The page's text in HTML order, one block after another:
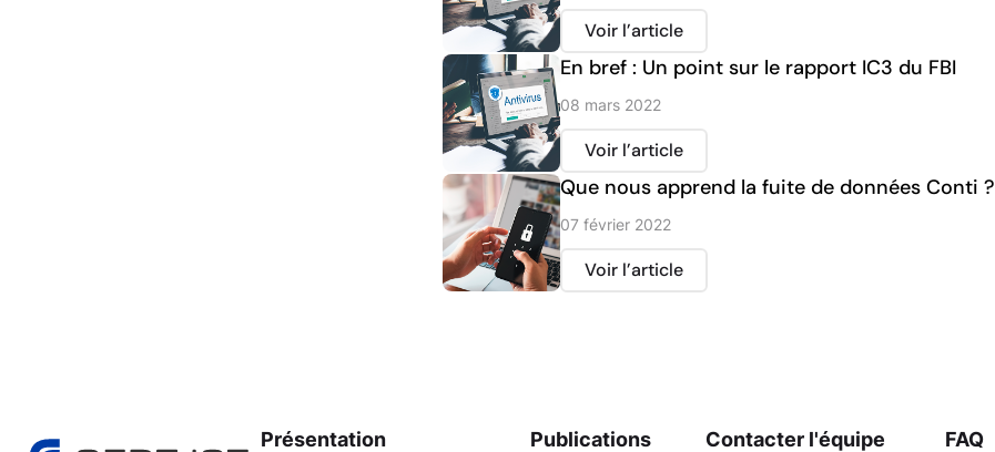
Voir l’article
En bref : Un point sur le rapport IC3 du FBI
08 mars 2022
Voir l’article
Que nous apprend la fuite de données Conti ?
07 février 2022
Voir l’article
Présentation Publications Contacter l'équipe FAQ